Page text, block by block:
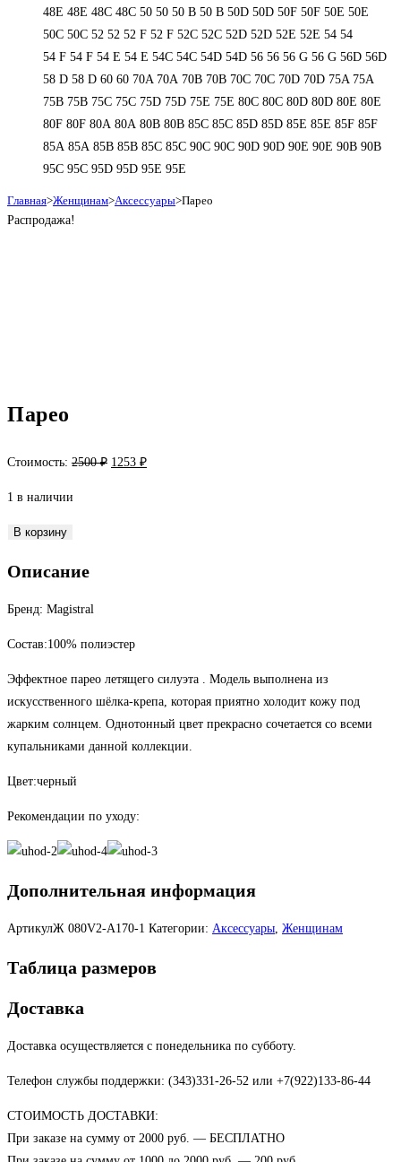
48Е 48Е 48С 48С 50 50 50 B 50 B 50D 50D 50F 50F 50Е 50Е
50С 50С 52 52 52 F 52 F 52C 52C 52D 52D 52E 52E 54 54
54 F 54 F 54 Е 54 Е 54C 54C 54D 54D 56 56 56 G 56 G 56D 56D
58 D 58 D 60 60 70A 70A 70B 70B 70C 70C 70D 70D 75A 75A
75B 75B 75C 75C 75D 75D 75E 75E 80C 80C 80D 80D 80E 80E
80F 80F 80А 80А 80В 80В 85C 85C 85D 85D 85E 85E 85F 85F
85А 85А 85В 85В 85С 85С 90C 90C 90D 90D 90E 90E 90В 90В
95C 95C 95D 95D 95E 95E
Главная>Женщинам>Аксессуары>Парео
Распродажа!
Парео
Стоимость: 2500₽ Первоначальная
1253 ₽Текущая
1 в наличии
Количество
Парео
В корзину
Описание
Бренд: Magistral
Состав:100% полиэстер
Эффектное парео летящего силуэта . Модель выполнена из
искусственного шёлка-крепа, которая приятно холодит кожу под
жарким солнцем. Однотонный цвет прекрасно сочетается со всеми
купальниками данной коллекции.
Цвет:черный
Рекомендации по уходу:
Дополнительная информация
АртикулЖ 080V2-А170-1 Категории: Аксессуары, Женщинам
Таблица размеров
Доставка
Доставка осуществляется с понедельника по субботу.
Телефон службы поддержки: (343)331-26-52 или +7(922)133-86-44
СТОИМОСТЬ ДОСТАВКИ:
При заказе на сумму от 2000 руб. — БЕСПЛАТНО